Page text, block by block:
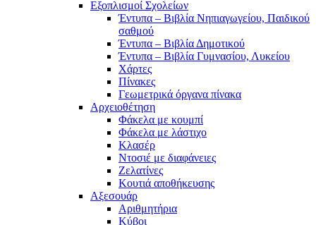
Εξοπλισμοί Σχολείων
Έντυπα – Βιβλία Νηπιαγωγείου, Παιδικού
σαθμού
Έντυπα – Βιβλία Δημοτικού
Έντυπα – Βιβλία Γυμνασίου, Λυκείου
Χάρτες
Πίνακες
Γεωμετρικά όργανα πίνακα
Αρχειοθέτηση
Φάκελα με κουμπί
Φάκελα με λάστιχο
Κλασέρ
Ντοσιέ με διαφάνειες
Ζελατίνες
Κουτιά αποθήκευσης
Αξεσουάρ
Αριθμητήρια
Κύβοι